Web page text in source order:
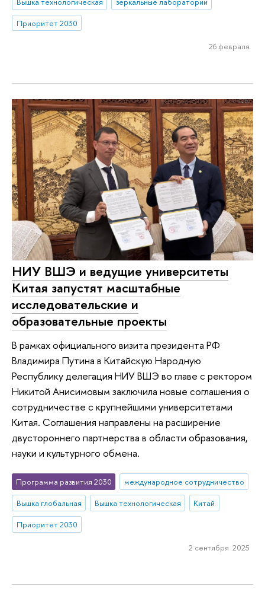
Приоритет 2030
26 февраля
НИУ ВШЭ и ведущие университеты
Китая запустят масштабные
исследовательские и
образовательные проекты
В рамках официального визита президента РФ
Владимира Путина в Китайскую Народную
Республику делегация НИУ ВШЭ во главе с ректором
Никитой Анисимовым заключила новые соглашения о
сотрудничестве с крупнейшими университетами
Китая. Соглашения направлены на расширение
двустороннего партнерства в области образования,
науки и культурного обмена.
Программа развития 2030
международное сотрудничество
Вышка глобальная
Вышка технологическая
Китай
Приоритет 2030
2 сентября 2025